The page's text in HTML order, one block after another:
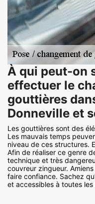
À qui peut-on
effectuer le
gouttières
Donneville et
Les gouttières sont des
Les mauvais temps
niveau de ces structures.
Afin de réaliser ce genre
technique et très
couvreur zingueur.
faire confiance. Sachez
et accessibles à toutes les